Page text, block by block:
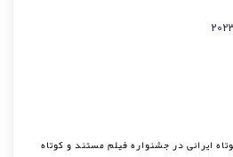
ایرانی در جشنواره فیلم مستند و کوتاه